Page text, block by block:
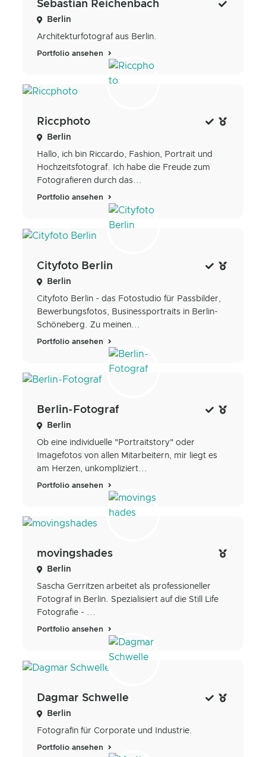
Sebastian Reichenbach
Berlin
Architekturfotograf aus Berlin.
Portfolio ansehen
Riccphoto
Berlin
Hallo, ich bin Riccardo, Fashion, Portrait und
Hochzeitsfotograf. Ich habe die Freude zum
Fotografieren durch das...
Portfolio ansehen
Cityfoto Berlin
Berlin
Cityfoto Berlin - das Fotostudio für Passbilder,
Bewerbungsfotos, Businessportraits in Berlin-
Schöneberg. Zu meinen...
Portfolio ansehen
Berlin-Fotograf
Berlin
Ob eine individuelle "Portraitstory" oder
Imagefotos von allen Mitarbeitern, mir liegt es
am Herzen, unkompliziert...
Portfolio ansehen
movingshades
Berlin
Sascha Gerritzen arbeitet als professioneller
Fotograf in Berlin. Spezialisiert auf die Still Life
Fotografie - ...
Portfolio ansehen
Dagmar Schwelle
Berlin
Fotografin für Corporate und Industrie.
Portfolio ansehen